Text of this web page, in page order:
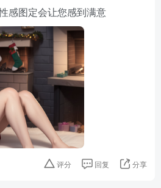
感图定会让您感到满意
评分 回复 分享